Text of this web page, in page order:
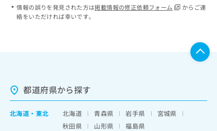
情報の誤りを発見された方は掲載情報の修正依頼フォーム
からご連
絡をいただければ幸いです。
都道府県から探す
北海道 ・ 東北 北海道 青森県 岩手県
宮城県
秋田県
山形県
福島県